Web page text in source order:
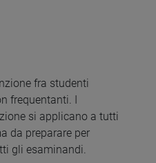
fra studenti
frequentanti. I
si applicano a tutti
da preparare per
gli esaminandi.